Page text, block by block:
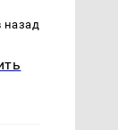
назад